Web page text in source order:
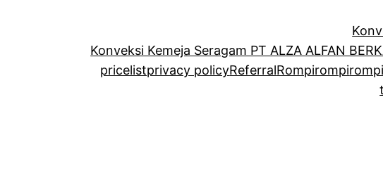
Konveksi Kemeja Seragam PT ALZA ALFAN
pricelistprivacy policyReferralRompirompi